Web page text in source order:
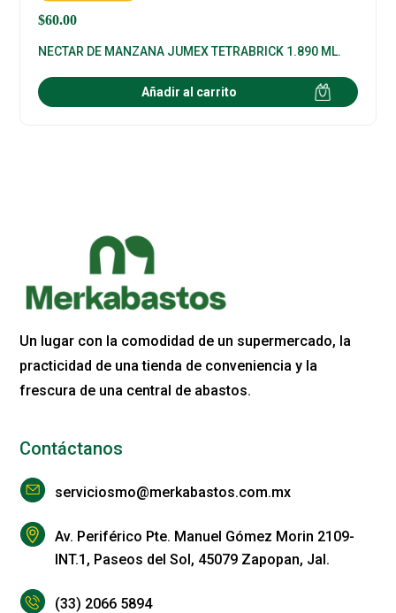
$60.00
NECTAR DE MANZANA JUMEX TETRABRICK 1.890 ML.
Añadir al carrito
Un lugar con la comodidad de un supermercado, la
practicidad de una tienda de conveniencia y la
frescura de una central de abastos.
Contáctanos
serviciosmo@merkabastos.com.mx
Av. Periférico Pte. Manuel Gómez Morin 2109-
INT.1, Paseos del Sol, 45079 Zapopan, Jal.
(33) 2066 5894